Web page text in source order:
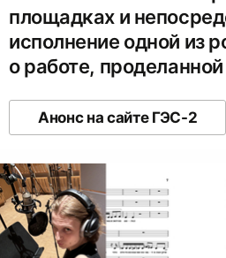
площадках и
исполнение одной из
о работе,
Анонс на сайте ГЭС-2